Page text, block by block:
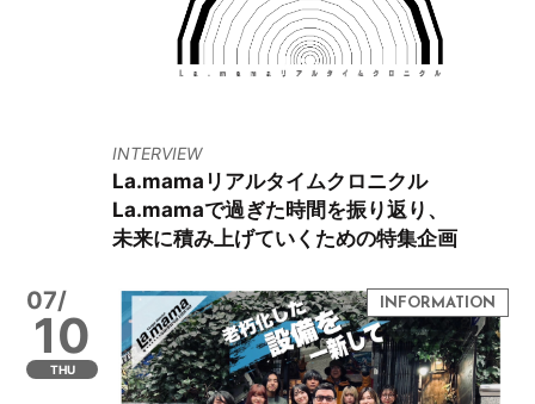
INTERVIEW
La.mamaリアルタイムクロニクル
La.mamaで過ぎた時間を振り返り、
未来に積み上げていくための特集企画
07/
10
THU